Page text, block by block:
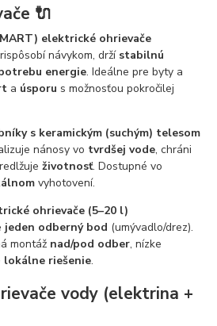
🔌
elektrické ohrievače
návykom, drží stabilnú
energie. Ideálne pre byty a
a úsporu s možnosťou pokročilej
s keramickým (suchým) telesom
nánosy vo tvrdšej vode, chráni
životnosť. Dostupné vo
vyhotovení.
ohrievače (5–20 l)
jeden odberný bod (umývadlo/drez).
montáž nad/pod odber, nízke
lokálne riešenie.
vody (elektrina +